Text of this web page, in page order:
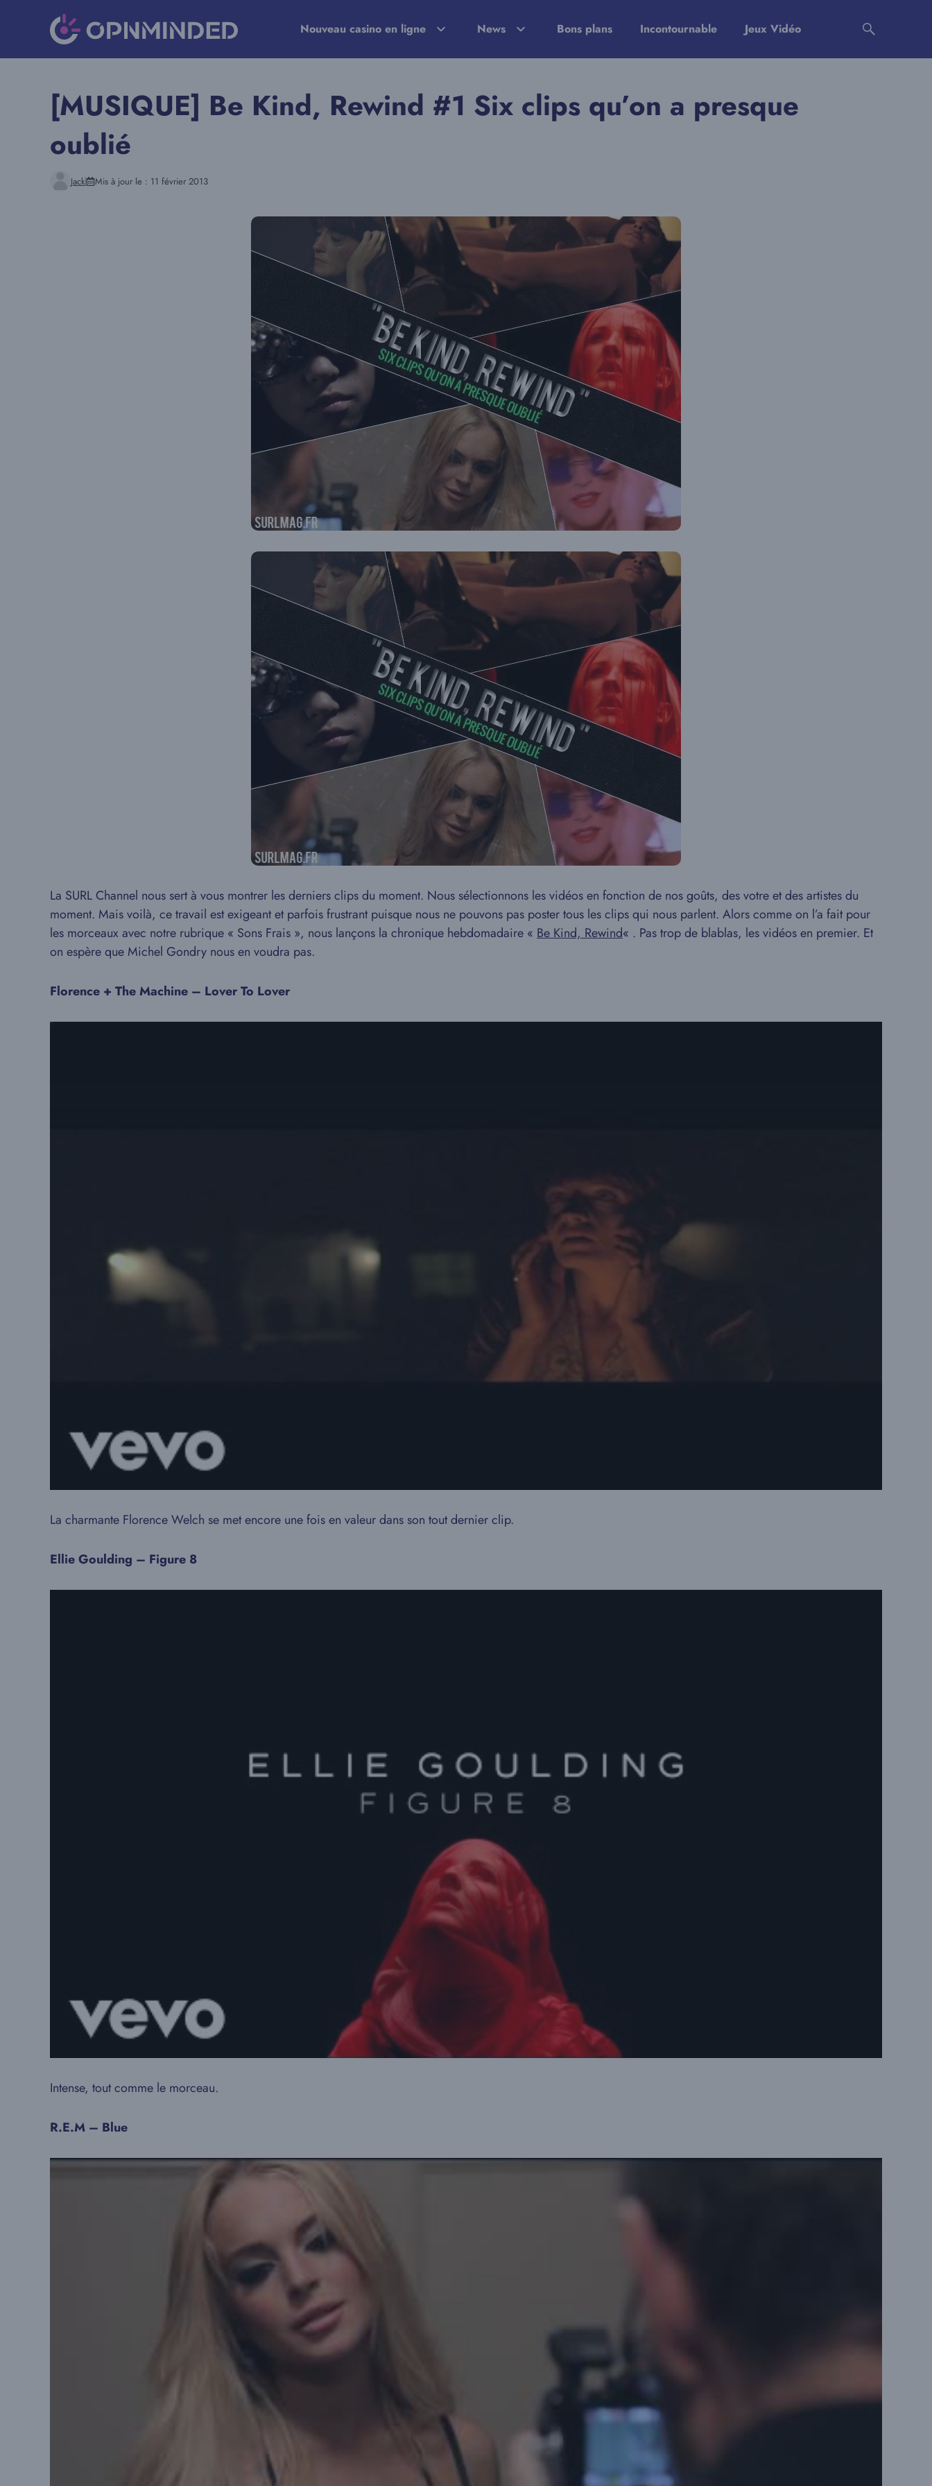
Nouveau casino en ligne News Bons plans Incontournable Jeux Vidéo
[MUSIQUE] Be Kind, Rewind #1 Six clips qu’on a presque
oublié
Jack Mis à jour le : 11 février 2013
La SURL Channel nous sert à vous montrer les derniers clips du moment. Nous sélectionnons les vidéos en fonction de nos goûts, des votre et des artistes du
moment. Mais voilà, ce travail est exigeant et parfois frustrant puisque nous ne pouvons pas poster tous les clips qui nous parlent. Alors comme on l’a fait pour
les morceaux avec notre rubrique « Sons Frais », nous lançons la chronique hebdomadaire « Be Kind, Rewind« . Pas trop de blablas, les vidéos en premier. Et
on espère que Michel Gondry nous en voudra pas.
Florence + The Machine – Lover To Lover
La charmante Florence Welch se met encore une fois en valeur dans son tout dernier clip.
Ellie Goulding – Figure 8
Intense, tout comme le morceau.
R.E.M – Blue